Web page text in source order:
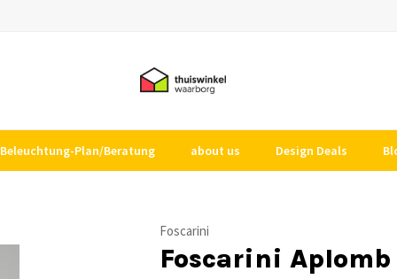
Beleuchtung-Plan/Beratung about us Design Deals
Foscarini
Foscarini